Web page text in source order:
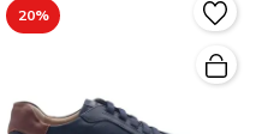
20%